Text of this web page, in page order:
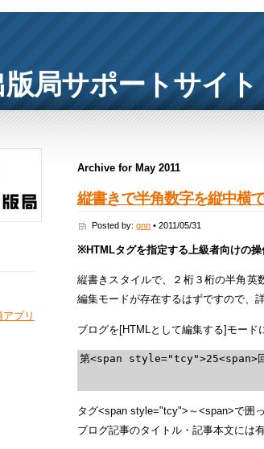
局サポートサイト
Archive for May 2011
縦書きで半角数字を縦中横
Posted by: gnn• 2011/05/31
※HTMLタグを指定する上級者向けの操
縦書きスタイルで、２桁３桁の半角英
編集モードが存在するはずですので、
ブログを[HTMLとして編集する]モー
第<span style="tcy">25<span>
タグ<span style="tcy">～<span>で囲
ブログ記事のタイトル・記事本文には
プリ